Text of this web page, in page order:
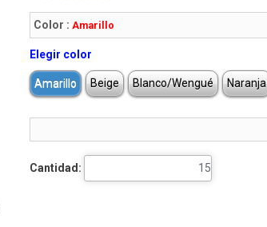
Color : Amarillo
Elegir color
Amarillo Beige Blanco/Wengué Naranja
Cantidad: